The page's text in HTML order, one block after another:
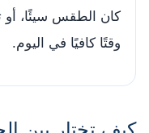
كان الطقس سيئًا، أو
وقتًا كافيًا في اليوم.